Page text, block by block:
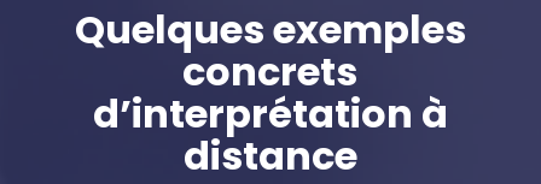
Quelques exemples
concrets
d’interprétation à
distance